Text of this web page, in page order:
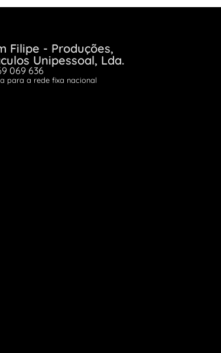
Filipe - Produções,
Unipessoal, Lda.
069 636
para a rede fixa nacional